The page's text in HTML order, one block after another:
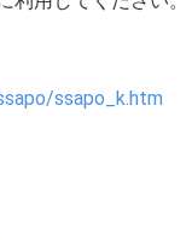
ssapo_k.htm